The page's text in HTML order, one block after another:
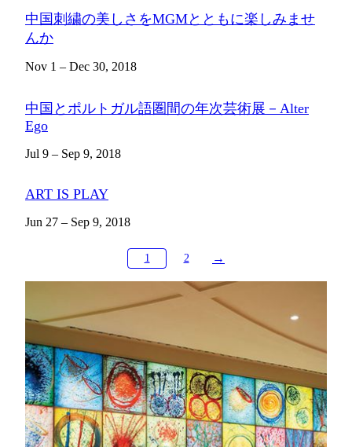
中国刺繍の美しさをMGMとともに楽しみませ
んか
Nov 1 – Dec 30, 2018
中国とポルトガル語圏間の年次芸術展－Alter
Ego
Jul 9 – Sep 9, 2018
ART IS PLAY
Jun 27 – Sep 9, 2018
1 2 →
MGMでめぐるアートの世界
アートツアー とガイド育成
学校や地域団体、個人の方に向けて、MGMのアート
コレクションに込められたストーリーを分かりやすく
ご紹介する、ガイド付きツアーを行っています。ま